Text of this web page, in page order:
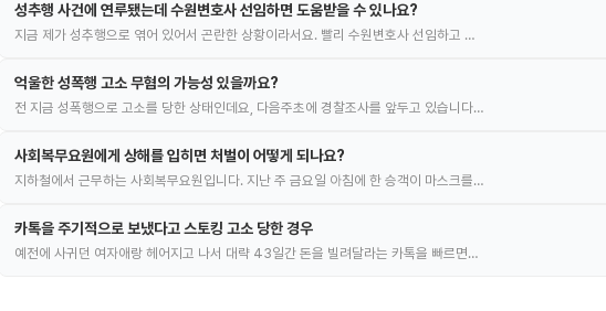
성추행 사건에 연루됐는데 수원변호사 선임하면 도움받을 수 있나요?
지금 제가 성추행으로 엮어 있어서 곤란한 상황이라서요. 빨리 수원변호사 선임하고 …
억울한 성폭행 고소 무혐의 가능성 있을까요?
전 지금 성폭행으로 고소를 당한 상태인데요, 다음주초에 경찰조사를 앞두고 있습니다…
사회복무요원에게 상해를 입히면 처벌이 어떻게 되나요?
지하철에서 근무하는 사회복무요원입니다. 지난 주 금요일 아침에 한 승객이 마스크를…
카톡을 주기적으로 보냈다고 스토킹 고소 당한 경우
예전에 사귀던 여자애랑 헤어지고 나서 대략 43일간 돈을 빌려달라는 카톡을 빠르면…